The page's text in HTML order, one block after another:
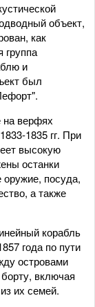
объект,
как
группа
и
был
на верфях
1835 гг. При
высокую
останки
оружие, посуда,
а также
корабль
года по пути
островами
включая
их семей.